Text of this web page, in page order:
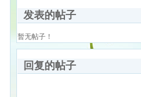
发表的帖子
暂无帖子！
回复的帖子